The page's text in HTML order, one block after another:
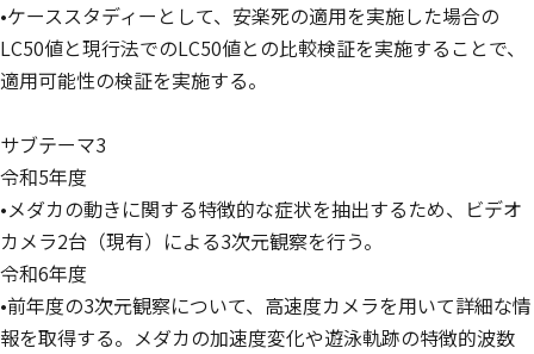
•ケーススタディーとして、安楽死の適用を実施した場合の
LC50値と現行法でのLC50値との比較検証を実施することで、
適用可能性の検証を実施する。
サブテーマ3
令和5年度
•メダカの動きに関する特徴的な症状を抽出するため、ビデオ
カメラ2台（現有）による3次元観察を行う。
令和6年度
•前年度の3次元観察について、高速度カメラを用いて詳細な情
報を取得する。メダカの加速度変化や遊泳軌跡の特徴的波数